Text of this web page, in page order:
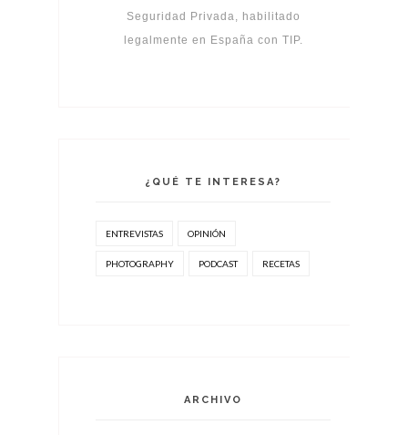
Seguridad Privada, habilitado
legalmente en España con TIP.
¿QUÉ TE INTERESA?
ENTREVISTAS OPINIÓN
PHOTOGRAPHY PODCAST RECETAS
ARCHIVO